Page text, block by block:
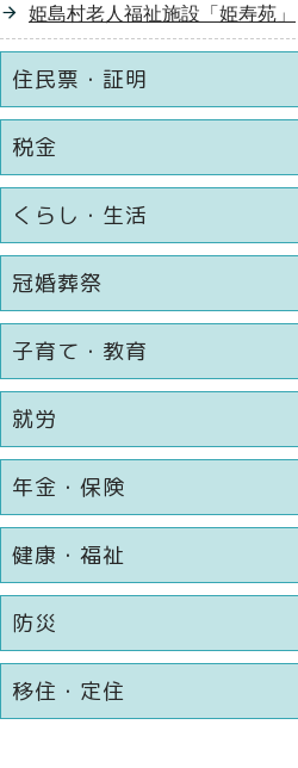
姫島村老人福祉施設「姫寿苑」
住民票・証明
税金
くらし・生活
冠婚葬祭
子育て・教育
就労
年金・保険
健康・福祉
防災
移住・定住